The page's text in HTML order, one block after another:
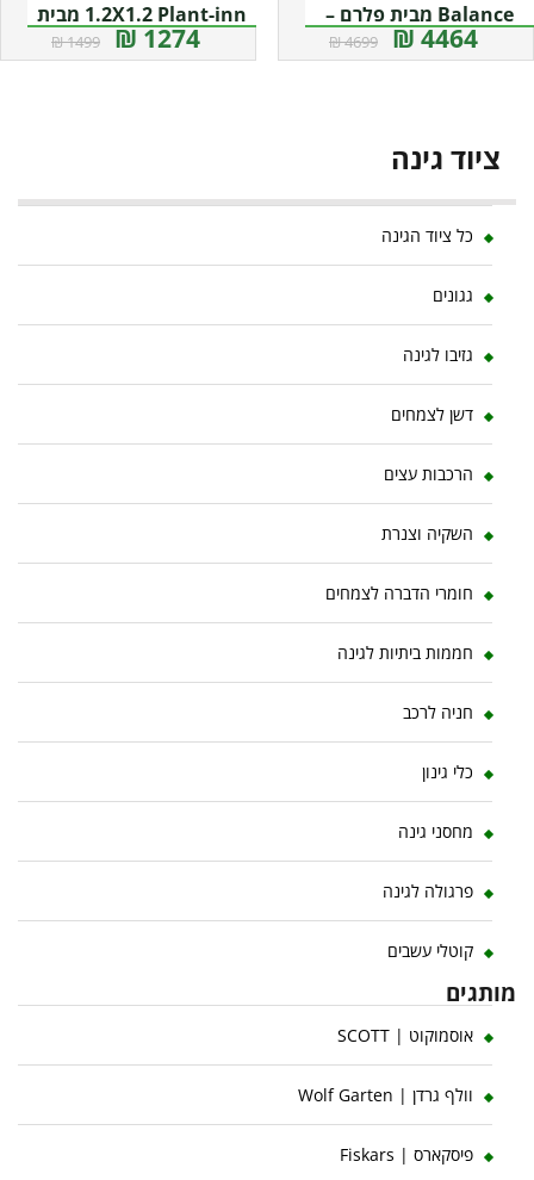
Balance מבית פלרם –
Canopia
4464 ₪
4699 ₪
1.2X1.2 Plant-inn מבית
פלרם – קנופיה
1274 ₪
1499 ₪
ציוד גינה
כל ציוד הגינה
גגונים
גזיבו לגינה
דשן לצמחים
הרכבות עצים
השקיה וצנרת
חומרי הדברה לצמחים
חממות ביתיות לגינה
חניה לרכב
כלי גינון
מחסני גינה
פרגולה לגינה
קוטלי עשבים
מותגים
אוסמוקוט | SCOTT
וולף גרדן | Wolf Garten
פיסקארס | Fiskars